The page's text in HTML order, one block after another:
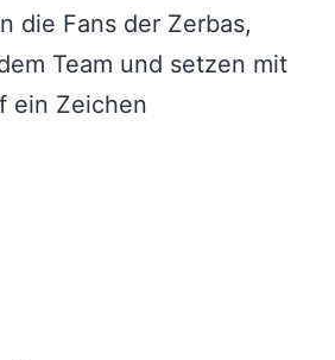
die Fans der Zerbas,
Team und setzen mit
ein Zeichen